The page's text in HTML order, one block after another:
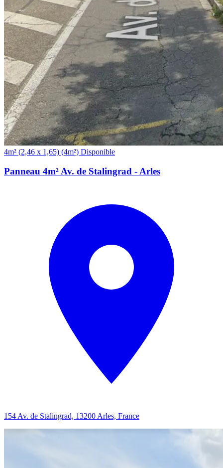
(4m²)
154 Av. de Stalingrad, 13200 Arles, France